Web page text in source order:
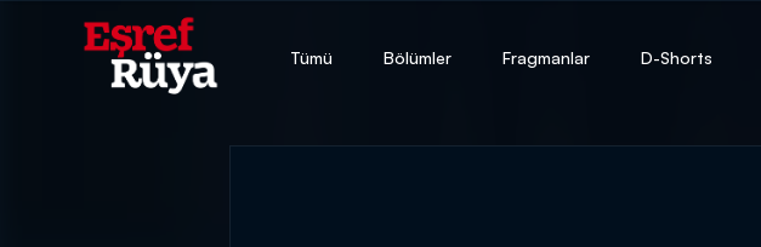
Tümü Bölümler Fragmanlar D-Shorts